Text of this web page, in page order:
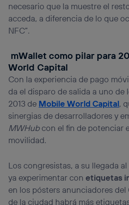
necesario que la muestre el
acceda, a diferencia de lo que
NFC”.
mWallet como pilar para
World Capital
Con la experiencia de pago
da el disparo de salida a uno de
2013 de Mobile World Capital,
sinergias de desarrolladores y
MWHubcon el fin de potenciar
movilidad.
Los congresistas, a su llegada
ya experimentar conetiquetas
en los pósters anunciadores del
de la ciudad habrá más